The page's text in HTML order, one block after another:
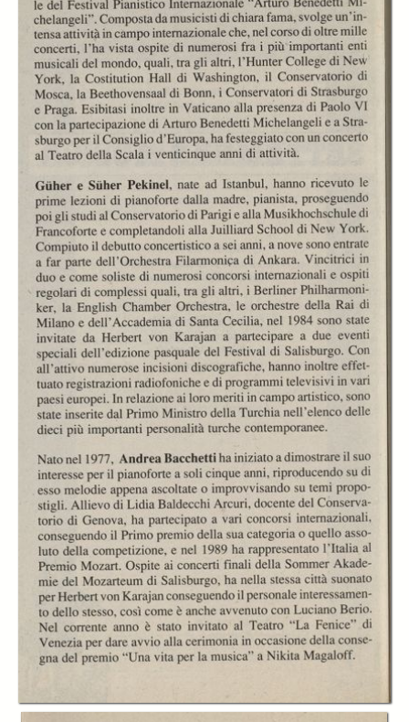
In collections
Libretti di sala - Settembre Musica (1978-2006)
Title:
Libretto di sala - 1990 - Orchestra da Camera del Festival Internazinale
di Brescia e Bergamo
Orchestra da
Camera del Festival
di Brescia e
Bergamo diretta da
Agostino Orizio
all'Auditorium Rai
Orchestra da
Camera del Festival
di Brescia e
Bergamo diretta da
Agostino Orizio
all'Auditorium Rai
Orchestra da
Camera del Festival
di Brescia e
Bergamo diretta da
Agostino Orizio
all'Auditorium Rai
Orchestra da
Camera del Festival
di Brescia e
Bergamo diretta da
Agostino Orizio
all'Auditorium Rai
Orchestra da
Camera del Festival
di Brescia e
Bergamo diretta da
Agostino Orizio
all'Auditorium Rai